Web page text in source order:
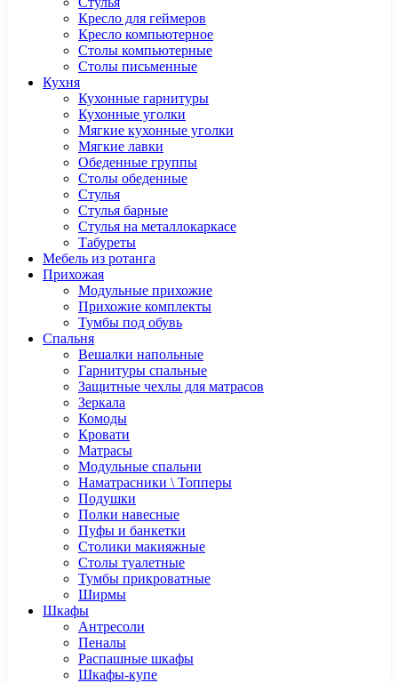
Кресло для геймеров
Кресло компьютерное
Столы компьютерные
Столы письменные
Кухня
Кухонные гарнитуры
Кухонные уголки
Мягкие кухонные уголки
Мягкие лавки
Обеденные группы
Столы обеденные
Стулья
Стулья барные
Стулья на металлокаркасе
Табуреты
Мебель из ротанга
Прихожая
Модульные прихожие
Прихожие комплекты
Тумбы под обувь
Спальня
Вешалки напольные
Гарнитуры спальные
Защитные чехлы для матрасов
Зеркала
Комоды
Кровати
Матрасы
Модульные спальни
Наматрасники \ Топперы
Подушки
Полки навесные
Пуфы и банкетки
Столики макияжные
Столы туалетные
Тумбы прикроватные
Ширмы
Шкафы
Антресоли
Пеналы
Распашные шкафы
Шкафы-купе